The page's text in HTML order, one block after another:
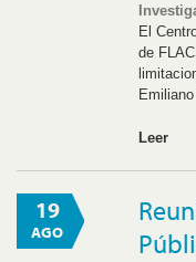
El
de
Leer
19
AGO